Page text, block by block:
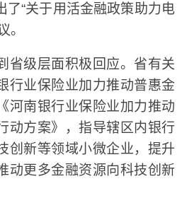
了“关于用活金融政策助力电
。
级层面积极回应。省有关
行业保险业加力推动普惠金
河南银行业保险业加力推动
动方案》，指导辖区内银行
创新等领域小微企业，提升
动更多金融资源向科技创新